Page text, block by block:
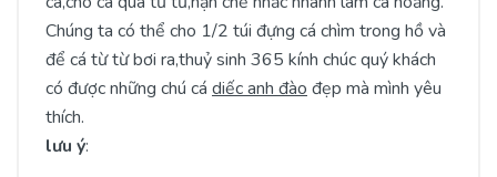
Chúng ta có thể cho 1/2 túi đựng cá chìm trong hồ và
để cá từ từ bơi ra,thuỷ sinh 365 kính chúc quý khách
có được những chú cá diếc anh đào đẹp mà mình yêu
thích.
lưu ý: